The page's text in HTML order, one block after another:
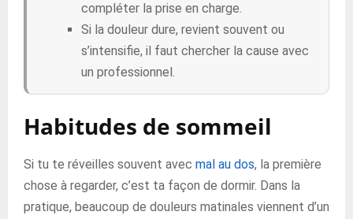
compléter la prise en charge.
Si la douleur dure, revient souvent ou
s’intensifie, il faut chercher la cause avec
un professionnel.
Habitudes de sommeil
Si tu te réveilles souvent avec mal au dos, la première
chose à regarder, c’est ta façon de dormir. Dans la
pratique, beaucoup de douleurs matinales viennent d’un